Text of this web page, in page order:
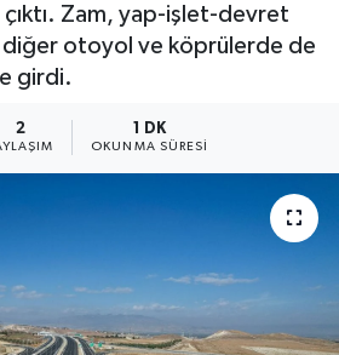
Zam, yap-işlet-devret
otoyol ve köprülerde de
girdi.
2 1 DK
OKUNMA SÜRESI